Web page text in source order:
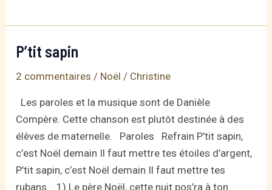
–
chanson
de
Noël
Sylvestre
P’tit sapin
2 commentaires / Noël / Christine
Les paroles et la musique sont de Danièle
Compère. Cette chanson est plutôt destinée à des
élèves de maternelle. Paroles Refrain P’tit sapin,
c’est Noël demain Il faut mettre tes étoiles d’argent,
P’tit sapin, c’est Noël demain Il faut mettre tes
rubans. 1) Le père Noël, cette nuit pos’ra à ton